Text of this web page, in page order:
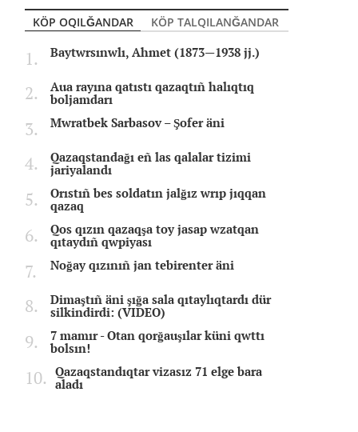
KÖP OQILĞANDAR
KÖP TALQILANĞANDAR
Baytwrsınwlı, Ahmet (1873—1938 jj.)
Aua rayına qatıstı qazaqtıñ halıqtıq
boljamdarı
Mwratbek Sarbasov – Şofer äni
Qazaqstandağı eñ las qalalar tizimi
jariyalandı
Orıstıñ bes soldatın jalğız wrıp jıqqan
qazaq
Qos qızın qazaqşa toy jasap wzatqan
qıtaydıñ qwpiyası
Noğay qızınıñ jan tebirenter äni
Dimaştıñ äni şığa sala qıtaylıqtardı dür
silkindirdi: (VIDEO)
7 mamır - Otan qorğauşılar küni qwttı
bolsın!
Qazaqstandıqtar vizasız 71 elge bara
aladı